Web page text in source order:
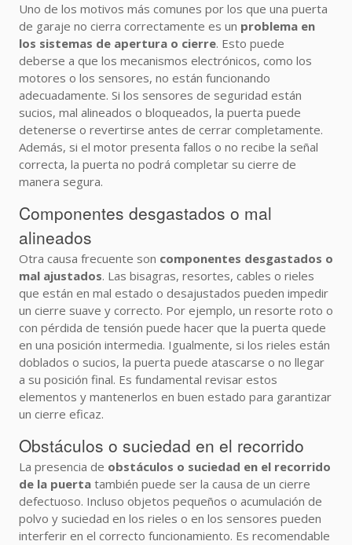
Uno de los motivos más comunes por los que una puerta
de garaje no cierra correctamente es un problema en
los sistemas de apertura o cierre. Esto puede
deberse a que los mecanismos electrónicos, como los
motores o los sensores, no están funcionando
adecuadamente. Si los sensores de seguridad están
sucios, mal alineados o bloqueados, la puerta puede
detenerse o revertirse antes de cerrar completamente.
Además, si el motor presenta fallos o no recibe la señal
correcta, la puerta no podrá completar su cierre de
manera segura.
Componentes desgastados o mal
alineados
Otra causa frecuente son componentes desgastados o
mal ajustados. Las bisagras, resortes, cables o rieles
que están en mal estado o desajustados pueden impedir
un cierre suave y correcto. Por ejemplo, un resorte roto o
con pérdida de tensión puede hacer que la puerta quede
en una posición intermedia. Igualmente, si los rieles están
doblados o sucios, la puerta puede atascarse o no llegar
a su posición final. Es fundamental revisar estos
elementos y mantenerlos en buen estado para garantizar
un cierre eficaz.
Obstáculos o suciedad en el recorrido
La presencia de obstáculos o suciedad en el recorrido
de la puerta también puede ser la causa de un cierre
defectuoso. Incluso objetos pequeños o acumulación de
polvo y suciedad en los rieles o en los sensores pueden
interferir en el correcto funcionamiento. Es recomendable